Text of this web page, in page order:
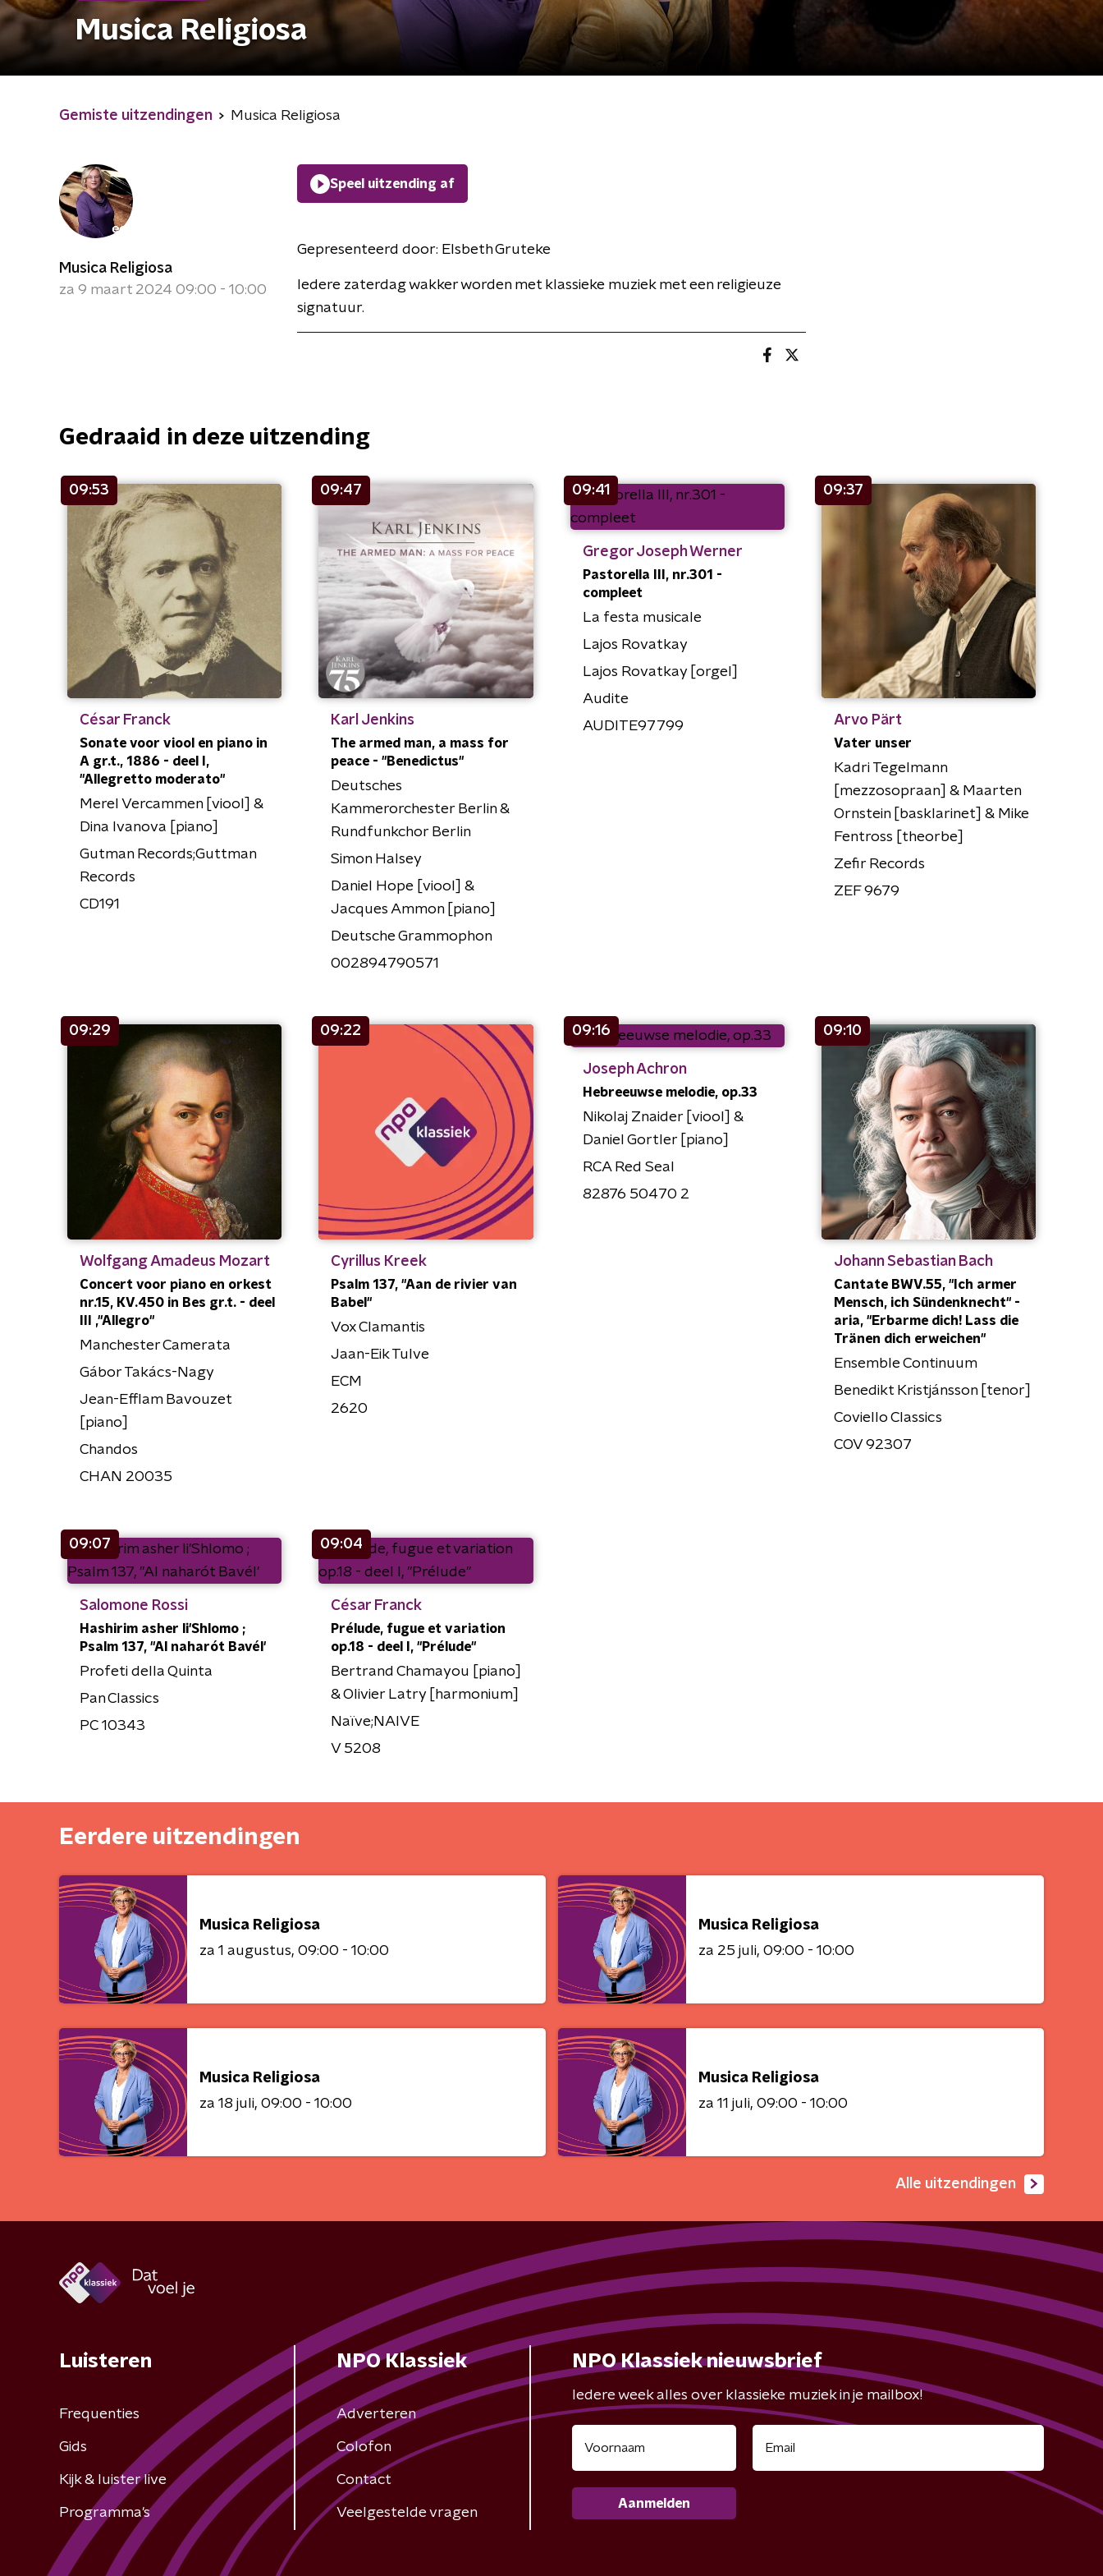
Musica Religiosa
Gemiste uitzendingen Musica Religiosa
Musica Religiosa
za 9 maart 2024 09:00 - 10:00
Speel uitzending af
Gepresenteerd door: Elsbeth Gruteke
Iedere zaterdag wakker worden met klassieke muziek met een religieuze
signatuur.
Gedraaid in deze uitzending
09:53
César Franck
Sonate voor viool en piano in
A gr.t., 1886 - deel I,
"Allegretto moderato"
Merel Vercammen [viool] &
Dina Ivanova [piano]
Gutman Records;Guttman
Records
CD191
09:47
Karl Jenkins
The armed man, a mass for
peace - "Benedictus"
Deutsches
Kammerorchester Berlin &
Rundfunkchor Berlin
Simon Halsey
Daniel Hope [viool] &
Jacques Ammon [piano]
Deutsche Grammophon
002894790571
09:41
Gregor Joseph Werner
Pastorella III, nr.301 -
compleet
La festa musicale
Lajos Rovatkay
Lajos Rovatkay [orgel]
Audite
AUDITE97799
09:37
Arvo Pärt
Vater unser
Kadri Tegelmann
[mezzosopraan] & Maarten
Ornstein [basklarinet] & Mike
Fentross [theorbe]
Zefir Records
ZEF 9679
09:29
Wolfgang Amadeus Mozart
Concert voor piano en orkest
nr.15, KV.450 in Bes gr.t. - deel
III ,"Allegro"
Manchester Camerata
Gábor Takács-Nagy
Jean-Efflam Bavouzet
[piano]
Chandos
CHAN 20035
09:22
Cyrillus Kreek
Psalm 137, "Aan de rivier van
Babel"
Vox Clamantis
Jaan-Eik Tulve
ECM
2620
09:16
Joseph Achron
Hebreeuwse melodie, op.33
Nikolaj Znaider [viool] &
Daniel Gortler [piano]
RCA Red Seal
82876 50470 2
09:10
Johann Sebastian Bach
Cantate BWV.55, "Ich armer
Mensch, ich Sündenknecht" -
aria, "Erbarme dich! Lass die
Tränen dich erweichen"
Ensemble Continuum
Benedikt Kristjánsson [tenor]
Coviello Classics
COV 92307
09:07
Salomone Rossi
Hashirim asher li'Shlomo ;
Psalm 137, "Al naharót Bavél'
Profeti della Quinta
Pan Classics
PC 10343
09:04
César Franck
Prélude, fugue et variation
op.18 - deel I, "Prélude"
Bertrand Chamayou [piano]
& Olivier Latry [harmonium]
Naïve;NAIVE
V 5208
Eerdere uitzendingen
Musica Religiosa
za 1 augustus 09:00 - 10:00
Musica Religiosa
za 25 juli 09:00 - 10:00
Musica Religiosa
za 18 juli 09:00 - 10:00
Musica Religiosa
za 11 juli 09:00 - 10:00
Alle uitzendingen
Luisteren
Frequenties
Gids
Kijk & luister live
Programma's
NPO Klassiek
Adverteren
Colofon
Contact
Veelgestelde vragen
NPO Klassiek nieuwsbrief
Iedere week alles over klassieke muziek in je mailbox!
Aanmelden